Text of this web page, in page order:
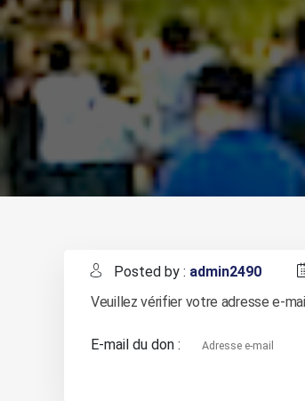
Posted by : admin2490
Veuillez vérifier votre adresse e-
E-mail du don :